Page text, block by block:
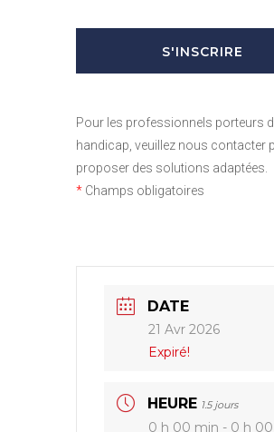
Pour les professionnels porteurs
handicap, veuillez nous contacter
proposer des solutions adaptées.
* Champs obligatoires
DATE
21 Avr 2026
Expiré!
HEURE 1.5 jours
0 h 00 min - 0 h 00